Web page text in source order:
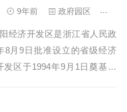
的区...
9年前 政府园区
经济开发区是浙江省人民政
8月9日批准设立的省级经济
发区于1994年9月1日奠基，